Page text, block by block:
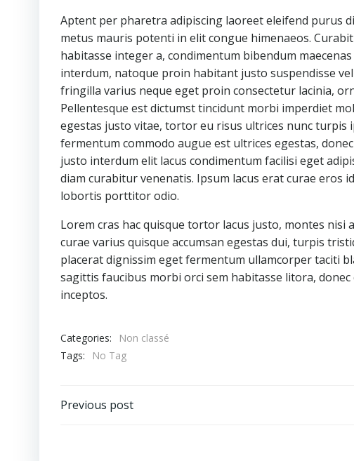
Aptent per pharetra adipiscing laoreet eleifend purus
metus mauris potenti in elit congue himenaeos.
habitasse integer a, condimentum bibendum
interdum, natoque proin habitant justo suspendisse
fringilla varius neque eget proin consectetur lacinia,
Pellentesque est dictumst tincidunt morbi imperdiet
egestas justo vitae, tortor eu risus ultrices nunc
fermentum commodo augue est ultrices egestas,
justo interdum elit lacus condimentum facilisi eget
diam curabitur venenatis. Ipsum lacus erat curae eros
lobortis porttitor odio.
Lorem cras hac quisque tortor lacus justo, montes nisi
curae varius quisque accumsan egestas dui, turpis
placerat dignissim eget fermentum ullamcorper taciti
sagittis faucibus morbi orci sem habitasse litora,
inceptos.
Categories:
Non classé
Tags:
No Tag
Post
Previous post